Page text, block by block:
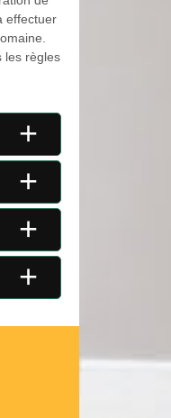
effectuer
les règles
+
+
+
+